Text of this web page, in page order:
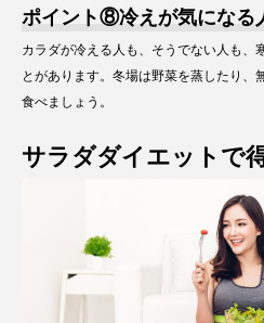
ポイント⑧冷えが気になる
カラダが冷える人も、そうでない人も、
とがあります。冬場は野菜を蒸したり、
食べましょう。
サラダダイエットで